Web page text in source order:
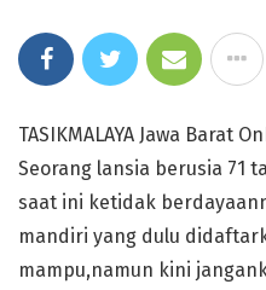
TASIKMALAYA Jawa Barat
Seorang lansia berusia 71
saat ini ketidak
mandiri yang dulu
mampu,namun kini